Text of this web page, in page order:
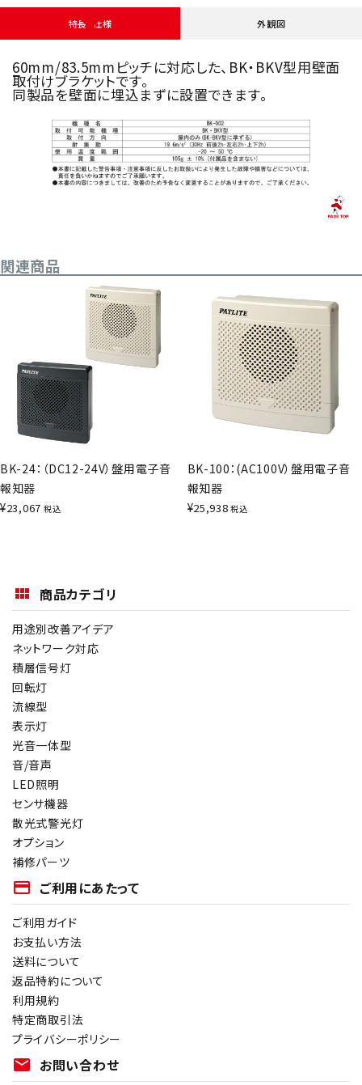
特長・仕様 外観図
60mm/83.5mmピッチに対応した、BK・BKV型用壁面
取付けブラケットです。
同製品を壁面に埋込まずに設置できます。
関連商品
BK-24：（DC12-24V）盤用電子音
報知器
¥23,067 税込
BK-100：(AC100V）盤用電子音
報知器
¥25,938 税込
商品カテゴリ
用途別改善アイデア
ネットワーク対応
積層信号灯
回転灯
流線型
表示灯
光音一体型
音/音声
LED照明
センサ機器
散光式警光灯
オプション
補修パーツ
payment ご利用にあたって
ご利用ガイド
お支払い方法
送料について
返品特約について
利用規約
特定商取引法
プライバシーポリシー
mail お問い合わせ